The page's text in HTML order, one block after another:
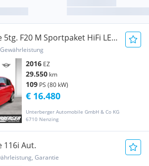
5tg. F20 M Sportpaket HiFi LED
2016 EZ
29.550 km
109 PS (80 kW)
Unterberger Automobile GmbH & Co KG
6710 Nenzing
€ 16.480
116i Aut.
Garantie